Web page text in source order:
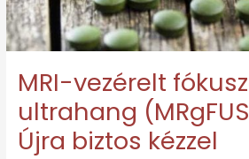
MRI-vezérelt
ultrahang
Újra biztos kézzel